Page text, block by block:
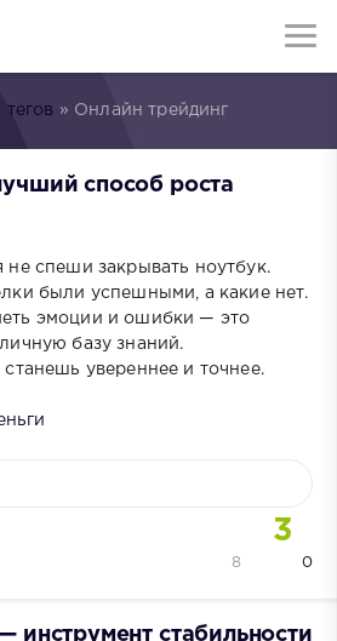
» Онлайн трейдинг
способ роста
не спеши закрывать ноутбук.
были успешными, а какие нет.
эмоции и ошибки — это
базу знаний.
увереннее и точнее.
3
0
8
инструмент стабильности